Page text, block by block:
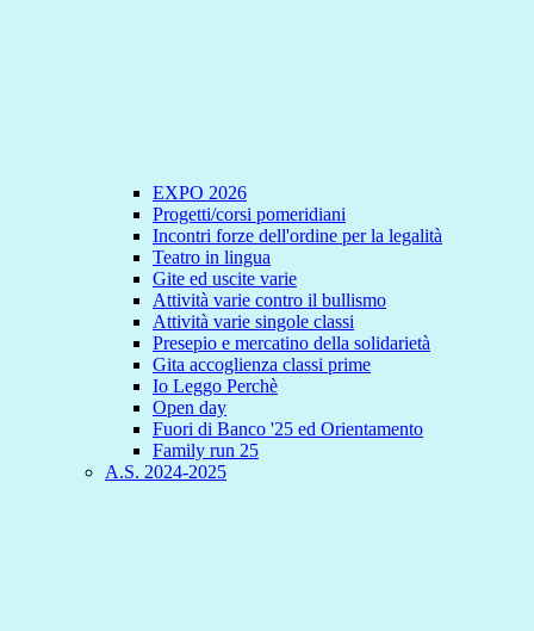
EXPO 2026
Progetti/corsi pomeridiani
Incontri forze dell'ordine per la legalità
Teatro in lingua
Gite ed uscite varie
Attività varie contro il bullismo
Attività varie singole classi
Presepio e mercatino della solidarietà
Gita accoglienza classi prime
Io Leggo Perchè
Open day
Fuori di Banco '25 ed Orientamento
Family run 25
A.S. 2024-2025